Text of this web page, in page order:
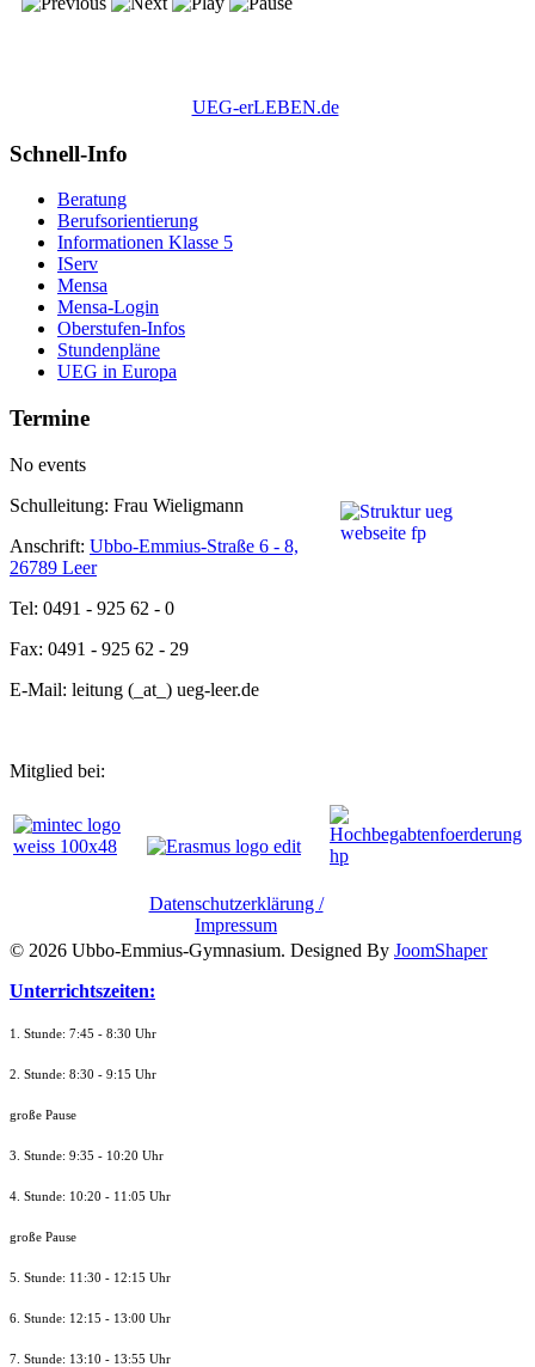
UEG-erLEBEN.de
Schnell-Info
Beratung
Berufsorientierung
Informationen Klasse 5
IServ
Mensa
Mensa-Login
Oberstufen-Infos
Stundenpläne
UEG in Europa
Termine
No events
Schulleitung: Frau Wieligmann
Anschrift: Ubbo-Emmius-Straße 6 - 8,
26789 Leer
Tel: 0491 - 925 62 - 0
Fax: 0491 - 925 62 - 29
E-Mail: leitung (_at_) ueg-leer.de
Mitglied bei:
Datenschutzerklärung /
Impressum
© 2026 Ubbo-Emmius-Gymnasium. Designed By JoomShaper
Unterrichtszeiten:
1. Stunde: 7:45 - 8:30 Uhr
2. Stunde: 8:30 - 9:15 Uhr
große Pause
3. Stunde: 9:35 - 10:20 Uhr
4. Stunde: 10:20 - 11:05 Uhr
große Pause
5. Stunde: 11:30 - 12:15 Uhr
6. Stunde: 12:15 - 13:00 Uhr
7. Stunde: 13:10 - 13:55 Uhr